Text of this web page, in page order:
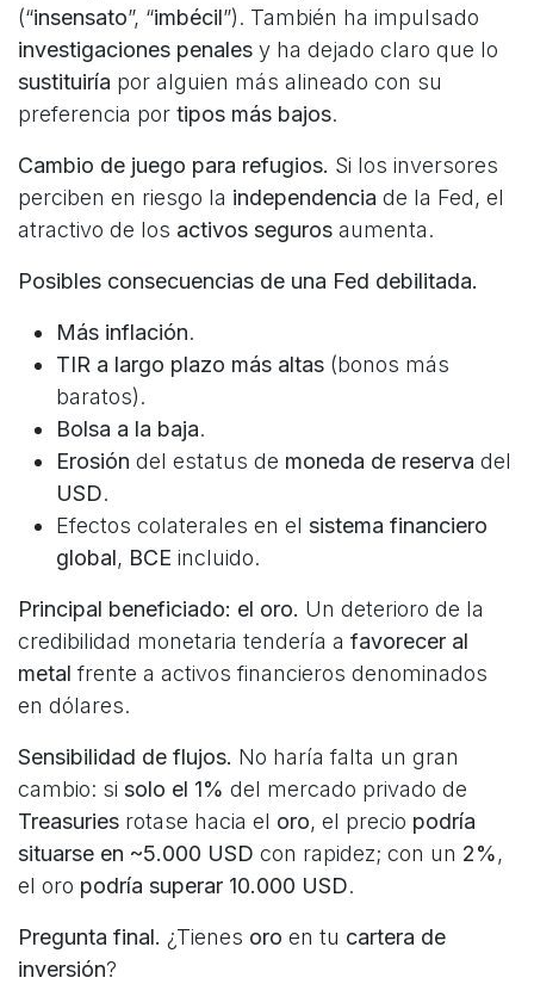
(“insensato”, “imbécil”). También ha impulsado
investigaciones penales y ha dejado claro que lo
sustituiría por alguien más alineado con su
preferencia por tipos más bajos.
Cambio de juego para refugios. Si los inversores
perciben en riesgo la independencia de la Fed, el
atractivo de los activos seguros aumenta.
Posibles consecuencias de una Fed debilitada.
Más inflación.
TIR a largo plazo más altas (bonos más
baratos).
Bolsa a la baja.
Erosión del estatus de moneda de reserva del
USD.
Efectos colaterales en el sistema financiero
global, BCE incluido.
Principal beneficiado: el oro. Un deterioro de la
credibilidad monetaria tendería a favorecer al
metal frente a activos financieros denominados
en dólares.
Sensibilidad de flujos. No haría falta un gran
cambio: si solo el 1% del mercado privado de
Treasuries rotase hacia el oro, el precio podría
situarse en ~5.000 USD con rapidez; con un 2%,
el oro podría superar 10.000 USD.
Pregunta final. ¿Tienes oro en tu cartera de
inversión?